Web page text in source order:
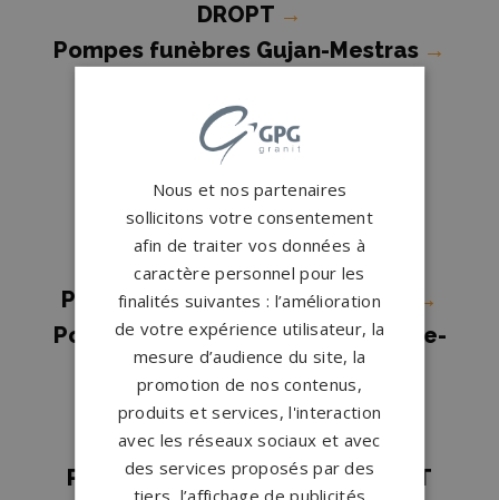
DROPT →
Pompes funèbres Gujan-Mestras →
Pompes funèbres LACANAU
OCEAN →
Pompes funèbres Léognan
Pompes funèbres Libourne
Pompes funèbres Merignac
Pompes funèbres PAREMPUYRE
→
Pompes funèbres Saint-Magne-de-
Castillon →
Pompes funèbres ST DENIS DE
PILE→
Pompes funèbres ST SULPICE ET
Nous et nos partenaires
sollicitons votre consentement
afin de traiter vos données à
caractère personnel pour les
finalités suivantes : l’amélioration
de votre expérience utilisateur, la
mesure d’audience du site, la
promotion de nos contenus,
produits et services, l'interaction
avec les réseaux sociaux et avec
des services proposés par des
tiers, l’affichage de publicités